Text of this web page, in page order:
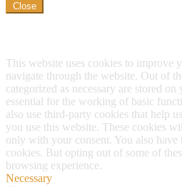
Close
This website uses cookies to improve
navigate through the website. Out of
categorized as necessary are stored
essential for the working of basic
also use third-party cookies that help
you use this website. These cookies
only with your consent. You also have
cookies. But opting out of some of
browsing experience.
Necessary